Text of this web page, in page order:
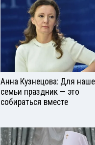
Анна Кузнецова: Для
семьи праздник — это
собираться вместе